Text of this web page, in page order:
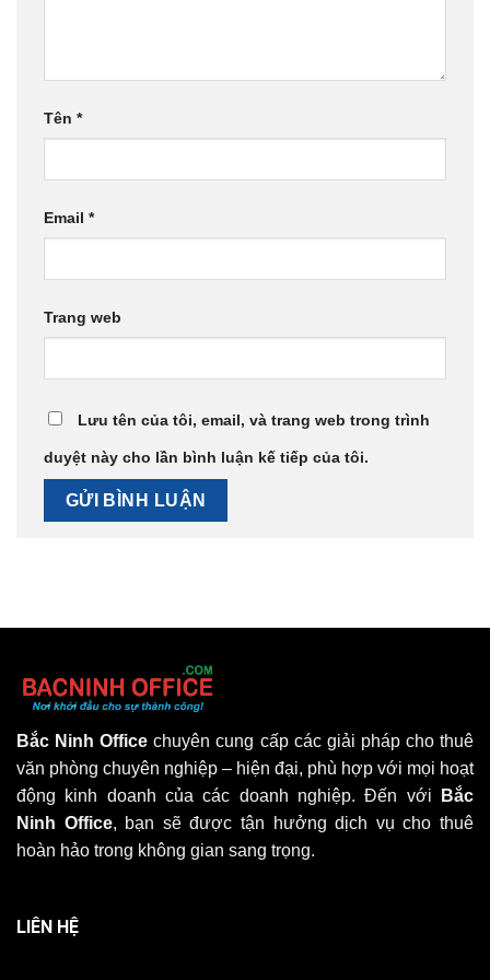
Tên *
Email *
Trang web
Lưu tên của tôi, email, và trang web trong trình
duyệt này cho lần bình luận kế tiếp của tôi.
Bắc Ninh Office chuyên cung cấp các giải pháp cho thuê
văn phòng chuyên nghiệp – hiện đại, phù hợp với mọi hoạt
động kinh doanh của các doanh nghiệp. Đến với
Bắc
Ninh Office, bạn sẽ được tận hưởng dịch vụ cho thuê
hoàn hảo trong không gian sang trọng.
LIÊN HỆ